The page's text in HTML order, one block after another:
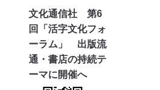
文化通信社 第6
回「活字文化フォ
ーラム」 出版流
通・書店の持続テ
ーマに開催へ